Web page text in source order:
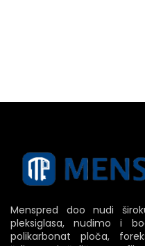
Menspred doo nudi
pleksiglasa, nudimo i
polikarbonat ploča,